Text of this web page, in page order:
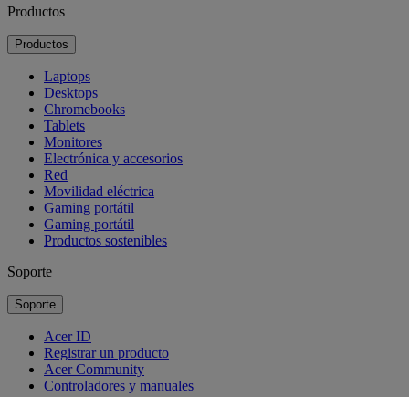
Productos
Productos
Laptops
Desktops
Chromebooks
Tablets
Monitores
Electrónica y accesorios
Red
Movilidad eléctrica
Gaming portátil
Gaming portátil
Productos sostenibles
Soporte
Soporte
Acer ID
Registrar un producto
Acer Community
Controladores y manuales